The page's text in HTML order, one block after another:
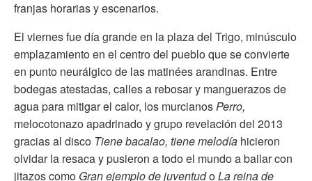
franjas horarias y escenarios.
El viernes fue día grande en la plaza del Trigo, minúsculo
emplazamiento en el centro del pueblo que se convierte
en punto neurálgico de las matinées arandinas. Entre
bodegas atestadas, calles a rebosar y manguerazos de
agua para mitigar el calor, los murcianosPerro,
melocotonazo apadrinado y grupo revelación del 2013
gracias al disco Tiene bacalao, tiene melodía hicieron
olvidar la resaca y pusieron a todo el mundo a bailar con
jitazos como Gran ejemplo de juventudoLa reina de